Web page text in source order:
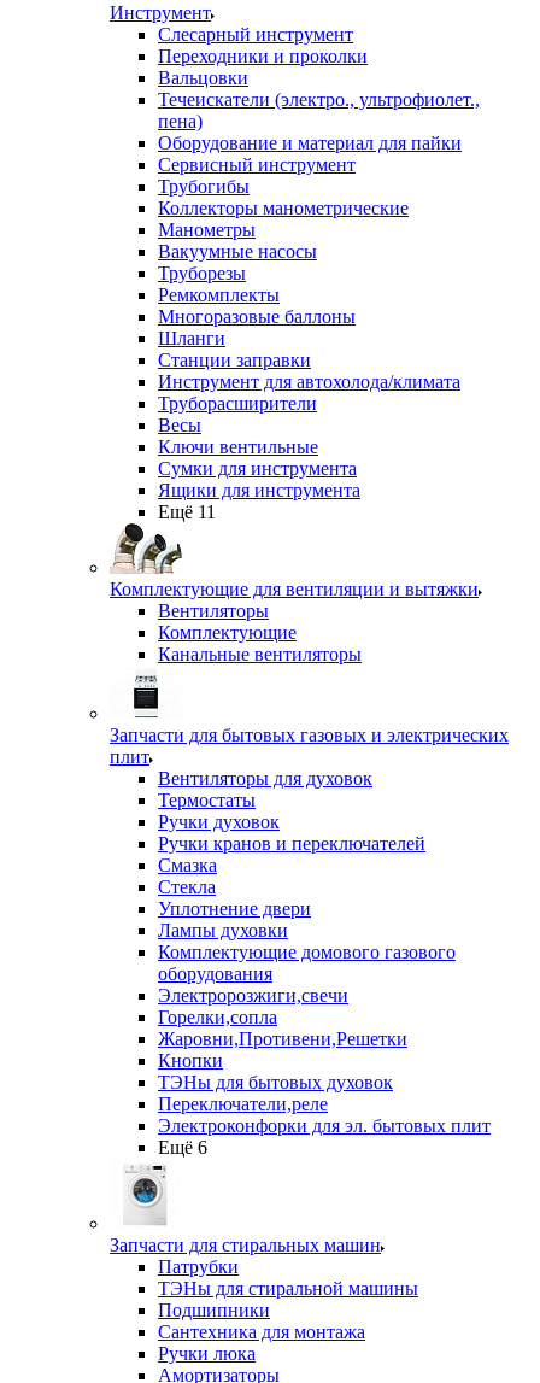
Инструмент
Слесарный инструмент
Переходники и проколки
Вальцовки
Течеискатели (электро., ультрофиолет.,
пена)
Оборудование и материал для пайки
Сервисный инструмент
Трубогибы
Коллекторы манометрические
Манометры
Вакуумные насосы
Труборезы
Ремкомплекты
Многоразовые баллоны
Шланги
Станции заправки
Инструмент для автохолода/климата
Труборасширители
Весы
Ключи вентильные
Сумки для инструмента
Ящики для инструмента
Ещё 11
Комплектующие для вентиляции и вытяжки
Вентиляторы
Комплектующие
Канальные вентиляторы
Запчасти для бытовых газовых и электрических
плит
Вентиляторы для духовок
Термостаты
Ручки духовок
Ручки кранов и переключателей
Смазка
Стекла
Уплотнение двери
Лампы духовки
Комплектующие домового газового
оборудования
Электророзжиги,свечи
Горелки,сопла
Жаровни,Противени,Решетки
Кнопки
ТЭНы для бытовых духовок
Переключатели,реле
Электроконфорки для эл. бытовых плит
Ещё 6
Запчасти для стиральных машин
Патрубки
ТЭНы для стиральной машины
Подшипники
Сантехника для монтажа
Ручки люка
Амортизаторы